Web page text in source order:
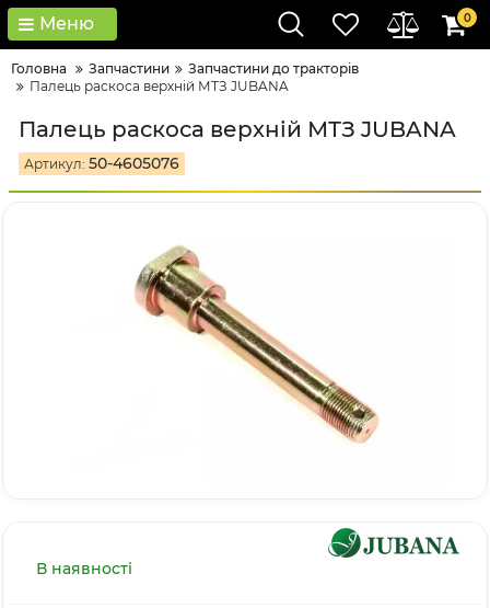
Меню 0
Головна Запчастини
Запчастини до тракторів
Палець раскоса верхній МТЗ JUBANA
Палець раскоса верхній МТЗ JUBANA
Артикул: 50-4605076
В наявності